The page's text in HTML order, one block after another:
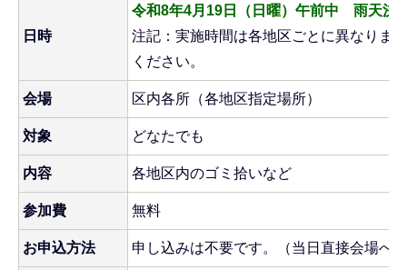
日時
令和8年4月19日（日曜）午前中 雨天決
注記：実施時間は各地区ごとに異なりま
ください。
会場 区内各所（各地区指定場所）
対象 どなたでも
内容 各地区内のゴミ拾いなど
参加費 無料
お申込方法 申し込みは不要です。（当日直接会場へ